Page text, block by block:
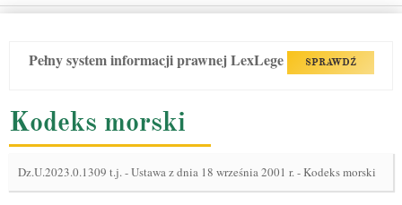
Pełny system informacji prawnej LexLege SPRAWDŹ
Kodeks morski
Dz.U.2023.0.1309 t.j.-Ustawa z dnia 18 września 2001 r. - Kodeks morski